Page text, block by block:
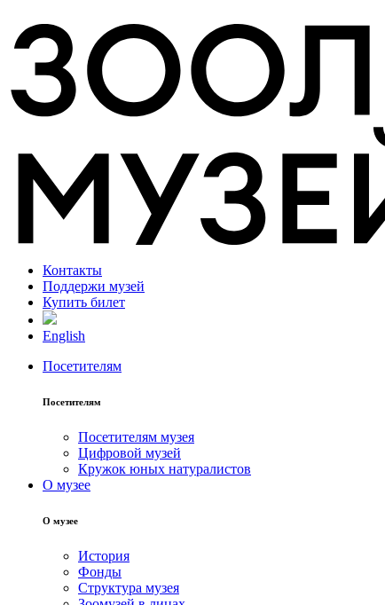
Контакты
Поддержи музей
Купить билет
English
Посетителям
Посетителям
Посетителям музея
Цифровой музей
Кружок юных натуралистов
О музее
О музее
История
Фонды
Структура музея